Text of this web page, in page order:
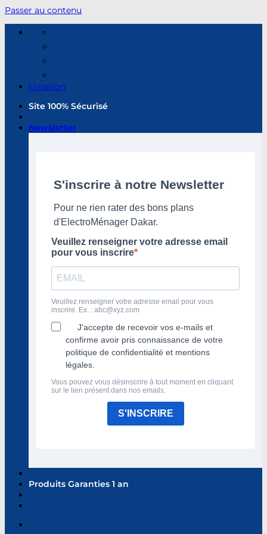
Passer au contenu
Livraison
Site 100% Sécurisé
Newsletter
S'inscrire à notre Newsletter
Pour ne rien rater des bons plans
d'ElectroMénager Dakar.
Veuillez renseigner votre adresse email
pour vous inscrire
Veuillez renseigner votre adresse email pour vous
inscrire. Ex. : abc@xyz.com
J'accepte de recevoir vos e-mails et
confirme avoir pris connaissance de votre
politique de confidentialité et mentions
légales.
Vous pouvez vous désinscrire à tout moment en cliquant
sur le lien présent dans nos emails.
S'INSCRIRE
Produits Garanties 1 an